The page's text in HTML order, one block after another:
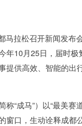
马拉松召开新闻发布
年10月25日，届时
提供高效、智能的出
称“成马”）以“最美
窗口，生动诠释成都